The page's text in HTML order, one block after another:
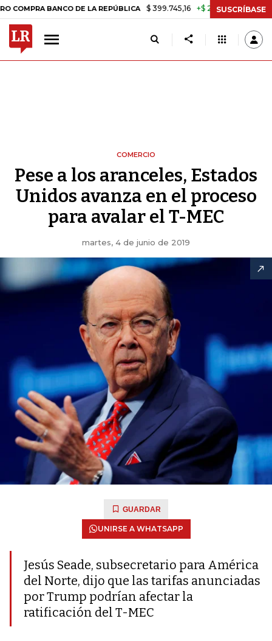
BANCO DE LA REPÚBLICA $ 399.745,16 +$ 2.295,71 +0,58% TASA
SUSCRÍBASE
COMERCIO
Pese a los aranceles, Estados
Unidos avanza en el proceso
para avalar el T-MEC
martes, 4 de junio de 2019
GUARDAR
UNIRSE A WHATSAPP
Jesús Seade, subsecretario para América
del Norte, dijo que las tarifas anunciadas
por Trump podrían afectar la
ratificación del T-MEC